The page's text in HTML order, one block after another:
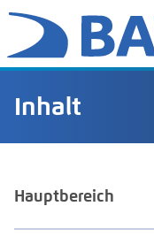
Inhalt
Hauptbereich